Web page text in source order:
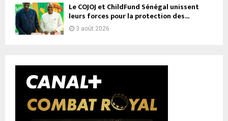
Le COJOJ et ChildFund Sénégal unissent
leurs forces pour la protection des...
3 août 2026